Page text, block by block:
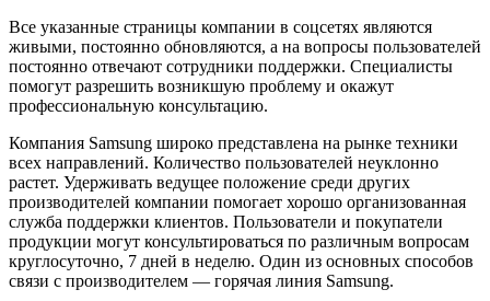
Все указанные страницы компании в соцсетях являются
живыми, постоянно обновляются, а на вопросы пользователей
постоянно отвечают сотрудники поддержки. Специалисты
помогут разрешить возникшую проблему и окажут
профессиональную консультацию.
Компания Samsung широко представлена на рынке техники
всех направлений. Количество пользователей неуклонно
растет. Удерживать ведущее положение среди других
производителей компании помогает хорошо организованная
служба поддержки клиентов. Пользователи и покупатели
продукции могут консультироваться по различным вопросам
круглосуточно, 7 дней в неделю. Один из основных способов
связи с производителем — горячая линия Samsung.